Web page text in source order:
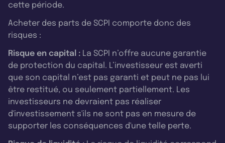
cette période.
Acheter des parts de SCPI comporte donc des
risques :
Risque en capital : La SCPI n’offre aucune garantie
de protection du capital. L’investisseur est averti
que son capital n’est pas garanti et peut ne pas lui
être restitué, ou seulement partiellement. Les
investisseurs ne devraient pas réaliser
d'investissement s'ils ne sont pas en mesure de
supporter les conséquences d'une telle perte.